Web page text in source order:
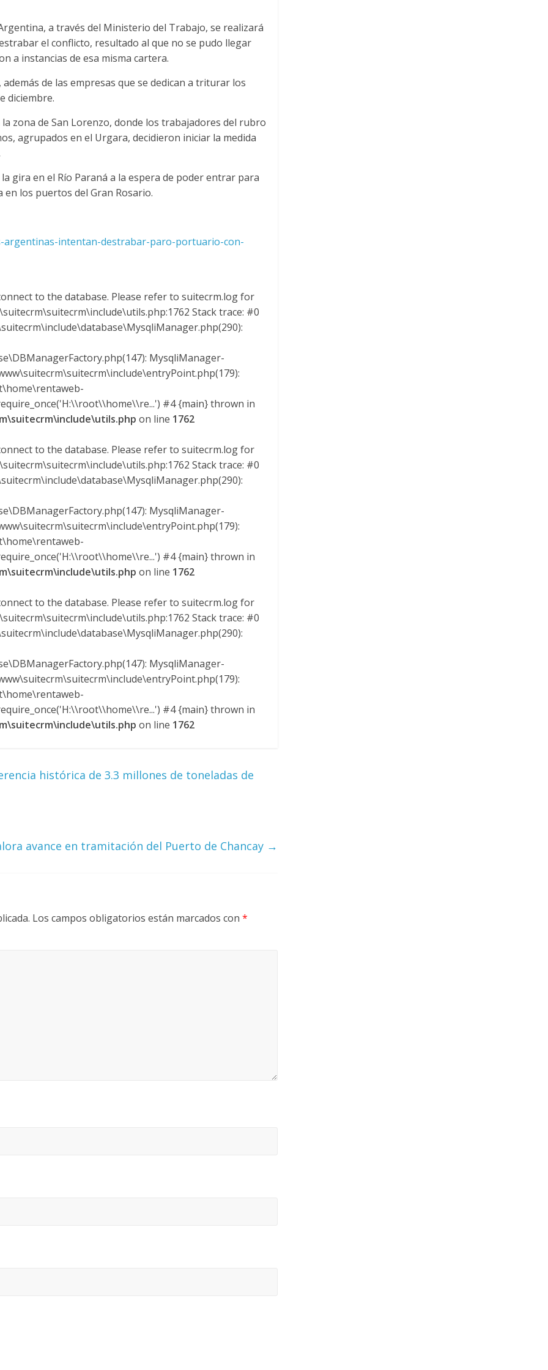
a través del Ministerio del Trabajo, se realizará
el conflicto, resultado al que no se pudo llegar
a instancias de esa misma cartera.
de las empresas que se dedican a triturar los
diciembre.
zona de San Lorenzo, donde los trabajadores del rubro
agrupados en el Urgara, decidieron iniciar la medida
gira en el Río Paraná a la espera de poder entrar para
los puertos del Gran Rosario.
intentan-destrabar-paro-portuario-con-
to the database. Please refer to suitecrm.log for
Stack trace: #0
MysqliManager-
#4 {main} thrown in
on line 1762
to the database. Please refer to suitecrm.log for
Stack trace: #0
MysqliManager-
#4 {main} thrown in
on line 1762
to the database. Please refer to suitecrm.log for
Stack trace: #0
MysqliManager-
#4 {main} thrown in
on line 1762
histórica de 3.3 millones de toneladas de
avance en tramitación del Puerto de Chancay →
Los campos obligatorios están marcados con *